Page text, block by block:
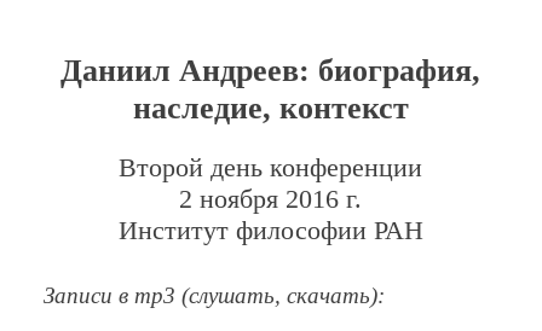
Даниил Андреев: биография,
наследие, контекст
Второй день конференции
2 ноября 2016 г.
Институт философии РАН
Записи в mp3 (слушать, скачать):